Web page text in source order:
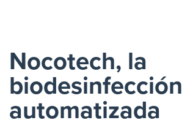
Nocotech, la
biodesinfección
automatizada